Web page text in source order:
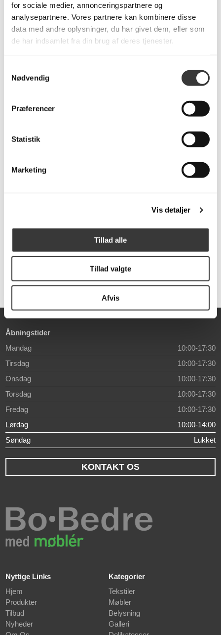
for sociale medier, annonceringspartnere og
analysepartnere. Vores partnere kan kombinere disse
data med andre oplysninger, du har givet dem, eller som
de har indsamlet fra din brug af deres tjenester.
Nødvendig
Præferencer
Statistik
Marketing
Vis detaljer
Tillad alle
Tillad valgte
Afvis
Fast
Lavpris
3.499,00 DKK
Arthur skrivebord
6.090,00 DKK
Flere
Varianter
3.999,00 DKK
Åbningstider
Mandag
10:00-17:30
Tirsdag
10:00-17:30
Onsdag
10:00-17:30
Torsdag
10:00-17:30
Fredag
10:00-17:30
Lørdag
10:00-14:00
Søndag
Lukket
KONTAKT OS
Nyttige Links
Hjem
Produkter
Tilbud
Nyheder
Kategorier
Tekstiler
Møbler
Belysning
Galleri